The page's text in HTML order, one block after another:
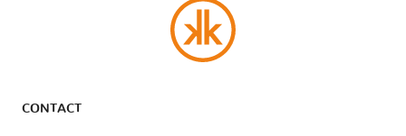
CONTACT